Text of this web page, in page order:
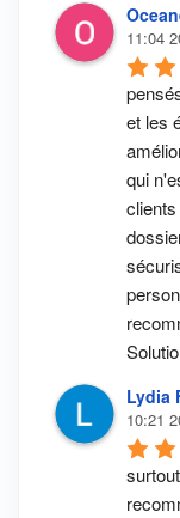
11:04
et les
qui
Lydia
10:21